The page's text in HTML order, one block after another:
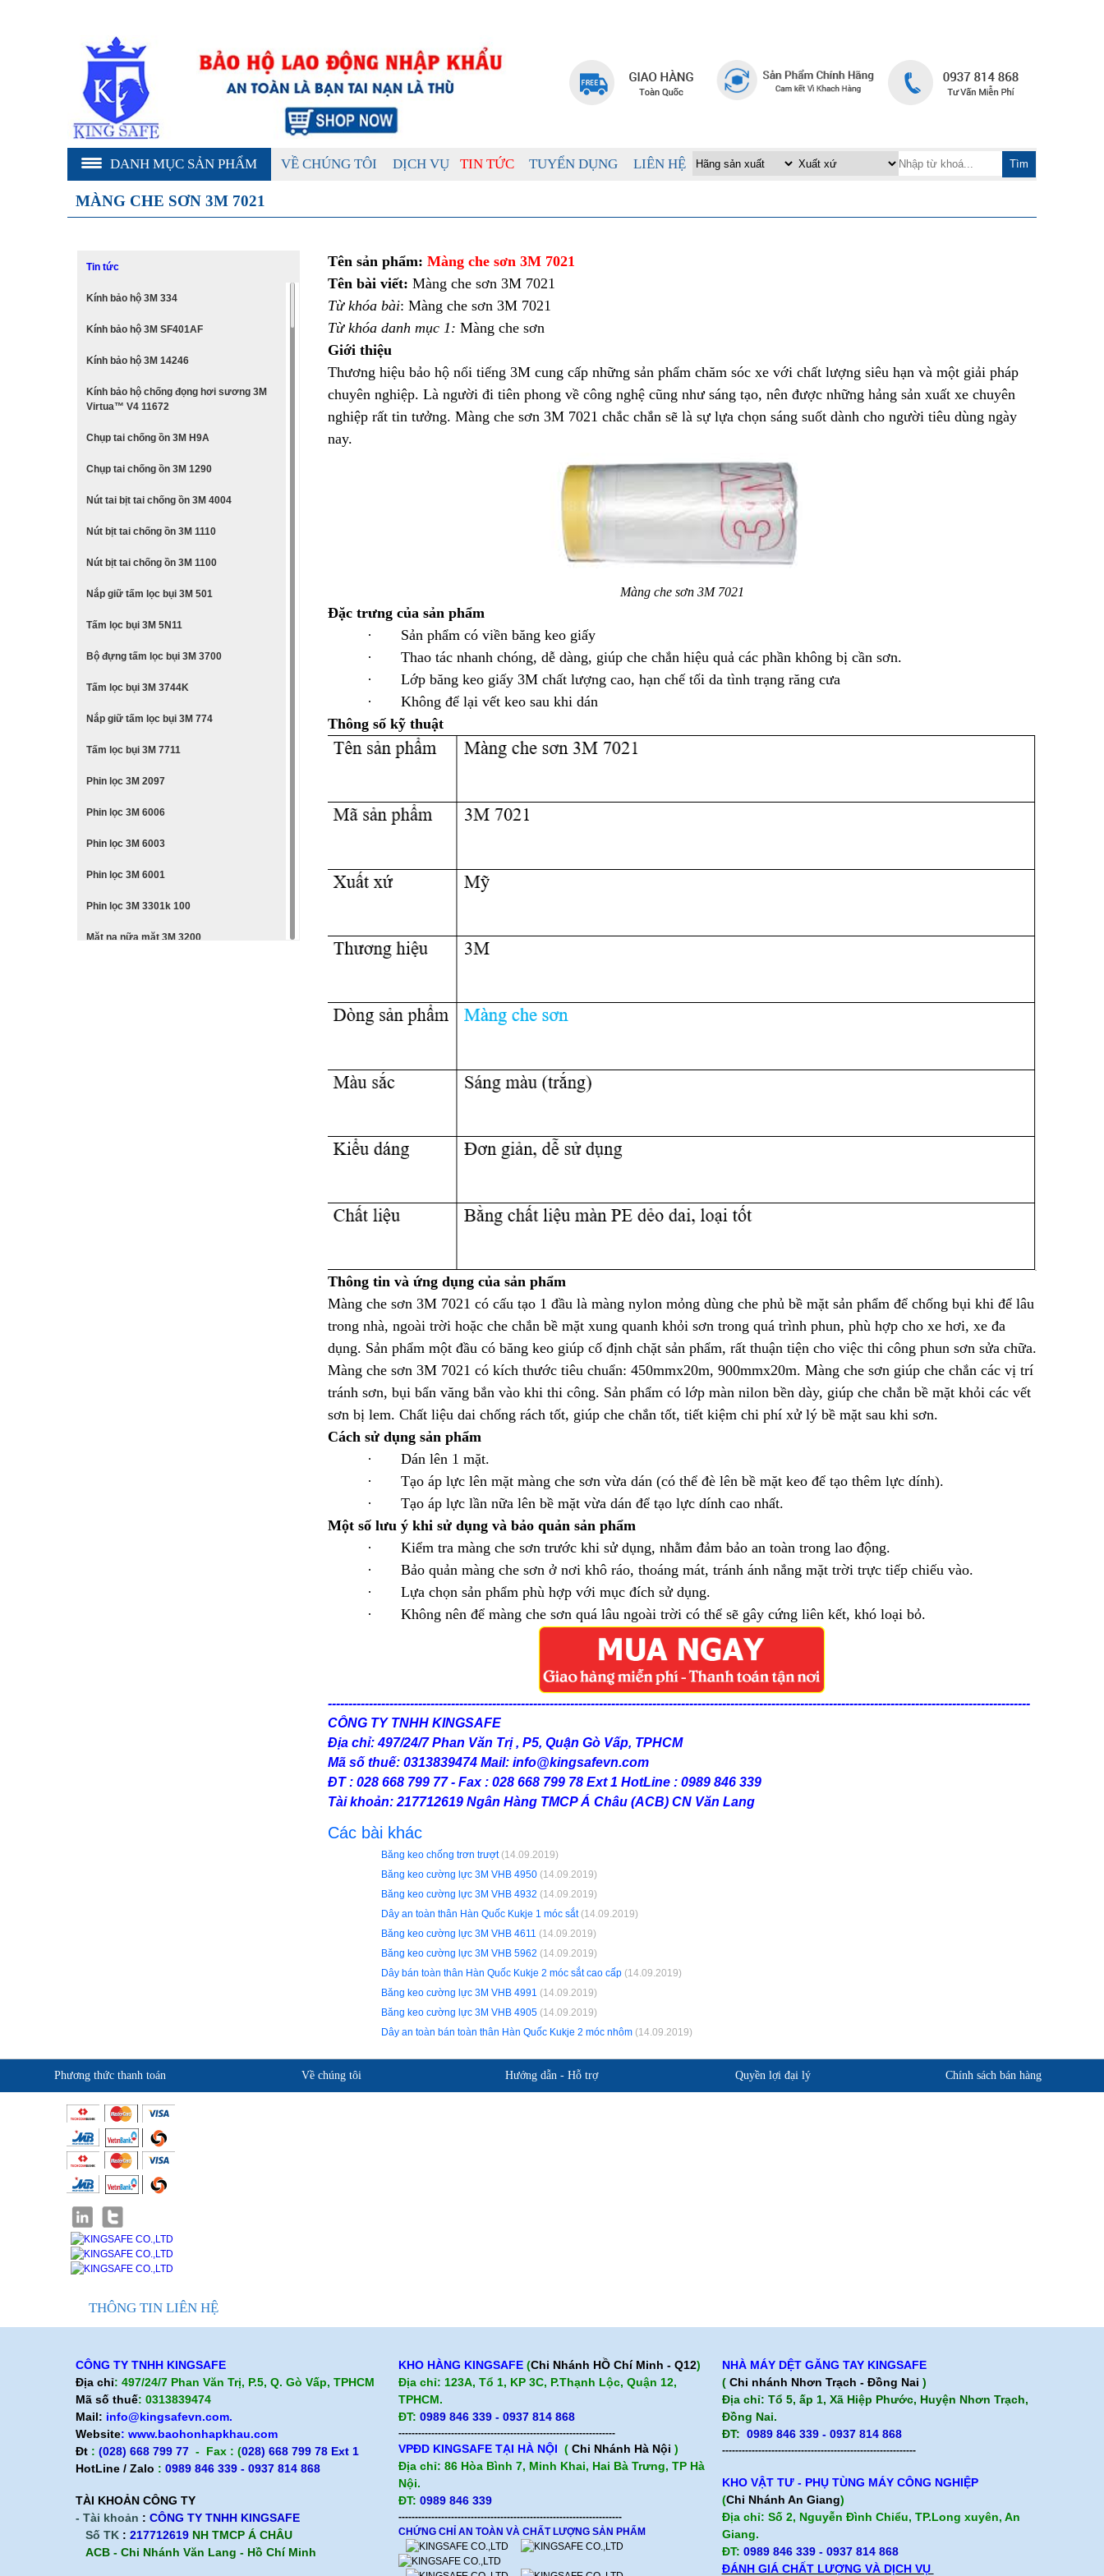
DANH MỤC SẢN PHẨM VỀ CHÚNG TÔI DỊCH VỤ TIN TỨC TUYỂN DỤNG LIÊN HỆ Tìm
MÀNG CHE SƠN 3M 7021
Tin tức
Kính bảo hộ 3M 334
Kính bảo hộ 3M SF401AF
Kính bảo hộ 3M 14246
Kính bảo hộ chống đọng hơi sương 3M
Virtua™ V4 11672
Chụp tai chống ồn 3M H9A
Chụp tai chống ồn 3M 1290
Nút tai bịt tai chống ồn 3M 4004
Nút bịt tai chống ồn 3M 1110
Nút bịt tai chống ồn 3M 1100
Nắp giữ tấm lọc bụi 3M 501
Tấm lọc bụi 3M 5N11
Bộ đựng tấm lọc bụi 3M 3700
Tấm lọc bụi 3M 3744K
Nắp giữ tấm lọc bụi 3M 774
Tấm lọc bụi 3M 7711
Phin lọc 3M 2097
Phin lọc 3M 6006
Phin lọc 3M 6003
Phin lọc 3M 6001
Phin lọc 3M 3301k 100
Mặt nạ nữa mặt 3M 3200
Giới thiệu về dây chống sốc Hàn Quốc
Kukje 1 móc sắt
Dây an toàn Kukje toàn thân không đai
bụng
Dây an toàn bán toàn thân Kukje nút cài -
Thiết bị bảo hộ lao động chuyên nghiệp
Dây an toàn bán toàn thân Kukje nút bấm
thiết kế đẹp, dễ sử dụng
Chi tiết về sản phẩm dây an toàn toàn
Tìm hiểu dây an toàn toàn thân Hàn Quốc
Dây an toàn toàn thân Hàn Quốc Kukje 2
móc nhôm
Dây an toàn toàn thân Hàn Quốc Kukje 1
móc nhôm
Dây an toàn toàn thân Hàn Quốc Kukje 1
Bảo vệ chính mình với dây an toàn toàn
thân Hàn Quốc Kukje 2 móc sắt
Giới thiệu về dây an toàn toàn thân Hàn
Tên sản phẩm: Màng che sơn 3M 7021
Tên bài viết: Màng che sơn 3M 7021
Từ khóa bài: Màng che sơn 3M 7021
Từ khóa danh mục 1: Màng che sơn
Giới thiệu
Thương hiệu bảo hộ nổi tiếng 3M cung cấp những sản phẩm chăm sóc xe với chất lượng siêu hạn và một giải pháp
chuyên nghiệp. Là người đi tiên phong về công nghệ cũng như sáng tạo, nên được những hảng sản xuất xe chuyên
nghiệp rất tin tưởng. Màng che sơn 3M 7021 chắc chắn sẽ là sự lựa chọn sáng suốt dành cho người tiêu dùng ngày
nay.
Màng che sơn 3M 7021
Đặc trưng của sản phẩm
· Sản phẩm có viền băng keo giấy
· Thao tác nhanh chóng, dễ dàng, giúp che chắn hiệu quả các phần không bị cần sơn.
· Lớp băng keo giấy 3M chất lượng cao, hạn chế tối da tình trạng răng cưa
· Không để lại vết keo sau khi dán
Thông số kỹ thuật
Thông tin và ứng dụng của sản phẩm
Màng che sơn 3M 7021 có cấu tạo 1 đầu là màng nylon mỏng dùng che phủ bề mặt sản phẩm để chống bụi khi để lâu
trong nhà, ngoài trời hoặc che chắn bề mặt xung quanh khỏi sơn trong quá trình phun, phù hợp cho xe hơi, xe đa
dụng. Sản phẩm một đầu có băng keo giúp cố định chặt sản phẩm, rất thuận tiện cho việc thi công phun sơn sửa chữa.
Màng che sơn 3M 7021 có kích thước tiêu chuẩn: 450mmx20m, 900mmx20m. Màng che sơn giúp che chắn các vị trí
tránh sơn, bụi bẩn văng bắn vào khi thi công. Sản phẩm có lớp màn nilon bền dày, giúp che chắn bề mặt khỏi các vết
sơn bị lem. Chất liệu dai chống rách tốt, giúp che chắn tốt, tiết kiệm chi phí xử lý bề mặt sau khi sơn.
Cách sử dụng sản phẩm
· Dán lên 1 mặt.
· Tạo áp lực lên mặt màng che sơn vừa dán (có thể đè lên bề mặt keo để tạo thêm lực dính).
· Tạo áp lực lần nữa lên bề mặt vừa dán để tạo lực dính cao nhất.
Một số lưu ý khi sử dụng và bảo quản sản phẩm
· Kiểm tra màng che sơn trước khi sử dụng, nhằm đảm bảo an toàn trong lao động.
· Bảo quản màng che sơn ở nơi khô ráo, thoáng mát, tránh ánh nắng mặt trời trực tiếp chiếu vào.
· Lựa chọn sản phẩm phù hợp với mục đích sử dụng.
· Không nên để màng che sơn quá lâu ngoài trời có thể sẽ gây cứng liên kết, khó loại bỏ.
---------------------------------------------------------------------------------------------------------------------------------------------------------------------------
CÔNG TY TNHH KINGSAFE
Địa chỉ: 497/24/7 Phan Văn Trị , P5, Quận Gò Vấp, TPHCM
Mã số thuế: 0313839474 Mail: info@kingsafevn.com
ĐT : 028 668 799 77 - Fax : 028 668 799 78 Ext 1 HotLine : 0989 846 339
Tài khoản: 217712619 Ngân Hàng TMCP Á Châu (ACB) CN Văn Lang
Các bài khác
Băng keo chống trơn trượt(14.09.2019)
Băng keo cường lực 3M VHB 4950(14.09.2019)
Băng keo cường lực 3M VHB 4932 (14.09.2019)
Dây an toàn thân Hàn Quốc Kukje 1 móc sắt(14.09.2019)
Băng keo cường lực 3M VHB 4611 (14.09.2019)
Băng keo cường lực 3M VHB 5962 (14.09.2019)
Dây bán toàn thân Hàn Quốc Kukje 2 móc sắt cao cấp(14.09.2019)
Băng keo cường lực 3M VHB 4991 (14.09.2019)
Băng keo cường lực 3M VHB 4905(14.09.2019)
Dây an toàn bán toàn thân Hàn Quốc Kukje 2 móc nhôm(14.09.2019)
Phương thức thanh toán Về chúng tôi Hướng dẫn - Hỗ trợ Quyền lợi đại lý Chính sách bán hàng
THÔNG TIN LIÊN HỆ
CÔNG TY TNHH KINGSAFE
Địa chỉ: 497/24/7 Phan Văn Trị, P.5, Q. Gò Vấp, TPHCM
Mã số thuế: 0313839474
Mail: info@kingsafevn.com.
Website: www.baohonhapkhau.com
Đt : (028) 668 799 77 - Fax : (028) 668 799 78 Ext 1
HotLine / Zalo : 0989 846 339 - 0937 814 868
TÀI KHOẢN CÔNG TY
- Tài khoản : CÔNG TY TNHH KINGSAFE
Số TK : 217712619 NH TMCP Á CHÂU
ACB - Chi Nhánh Văn Lang - Hồ Chí Minh
KHO HÀNG KINGSAFE(Chi Nhánh HỒ Chí Minh - Q12)
Địa chỉ: 123A, Tổ 1, KP 3C, P.Thạnh Lộc, Quận 12,
TPHCM.
ĐT:0989 846 339 - 0937 814 868
------------------------------------------------------------------
VPĐD KINGSAFE TẠI HÀ NỘI (Chi Nhánh Hà Nội)
Địa chỉ: 86 Hòa Bình 7, Minh Khai, Hai Bà Trưng, TP Hà
Nội.
ĐT:0989 846 339
--------------------------------------------------------------------
CHỨNG CHỈ AN TOÀN VÀ CHẤT LƯỢNG SẢN PHẨM
NHÀ MÁY DỆT GĂNG TAY KINGSAFE
( Chi nhánh Nhơn Trạch - Đồng Nai )
Địa chỉ: Tổ 5, ấp 1, Xã Hiệp Phước, Huyện Nhơn Trạch,
Đồng Nai.
ĐT: 0989 846 339 - 0937 814 868
-----------------------------------------------------------
KHO VẬT TƯ - PHỤ TÙNG MÁY CÔNG NGHIỆP
(Chi Nhánh An Giang)
Địa chỉ: Số 2, Nguyễn Đình Chiểu, TP.Long xuyên, An
Giang.
ĐT: 0989 846 339 - 0937 814 868
ĐÁNH GIÁ CHẤT LƯỢNG VÀ DỊCH VỤ